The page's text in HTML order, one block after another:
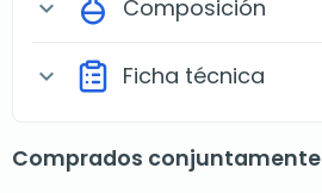
expand_more Composición
expand_more Ficha técnica
Comprados conjuntamente